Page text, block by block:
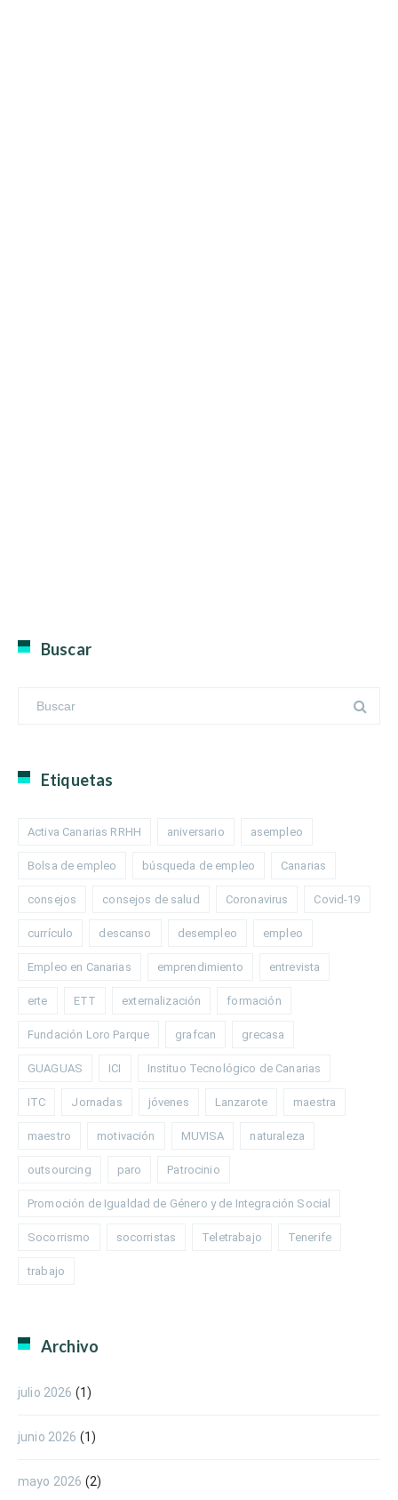
Buscar
Etiquetas
Activa Canarias RRHH aniversario asempleo
Bolsa de empleo búsqueda de empleo Canarias
consejos consejos de salud Coronavirus Covid-19
currículo descanso desempleo empleo
Empleo en Canarias emprendimiento entrevista
erte ETT externalización formación
Fundación Loro Parque grafcan grecasa
GUAGUAS ICI Instituo Tecnológico de Canarias
ITC Jornadas jóvenes Lanzarote maestra
maestro motivación MUVISA naturaleza
outsourcing paro Patrocinio
Promoción de Igualdad de Género y de Integración Social
Socorrismo socorristas Teletrabajo Tenerife
trabajo
Archivo
julio 2026 (1)
junio 2026 (1)
mayo 2026 (2)